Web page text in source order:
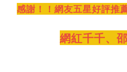
感謝！！網友五星好評推
網紅千千、